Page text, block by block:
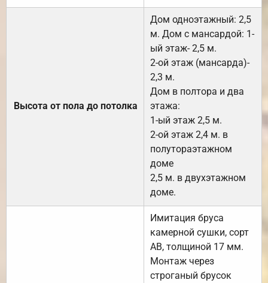
Высота от пола до потолка
Дом одноэтажный: 2,5
м. Дом с мансардой: 1-
ый этаж- 2,5 м.
2-ой этаж (мансарда)-
2,3 м.
Дом в полтора и два
этажа:
1-ый этаж 2,5 м.
2-ой этаж 2,4 м. в
полутораэтажном
доме
2,5 м. в двухэтажном
доме.
Имитация бруса
камерной сушки, сорт
АВ, толщиной 17 мм.
Монтаж через
строганый брусок